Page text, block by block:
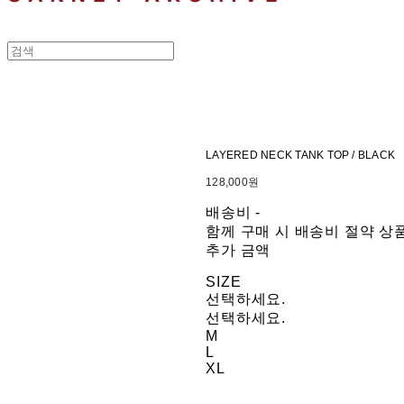
LAYERED NECK TANK TOP / BLACK
128,000원
배송비-
함께 구매 시 배송비 절약 상
추가 금액
SIZE
선택하세요.
선택하세요.
M
L
XL